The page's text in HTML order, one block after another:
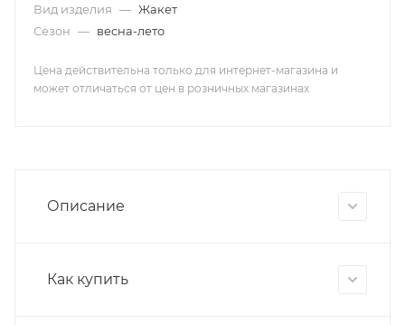
Вид изделия — Жакет
Сезон — весна-лето
Цена действительна только для интернет-магазина и
может отличаться от цен в розничных магазинах
Описание
Как купить